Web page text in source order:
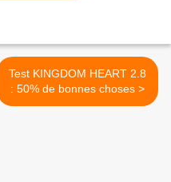
Test KINGDOM HEART 2.8
: 50% de bonnes choses >